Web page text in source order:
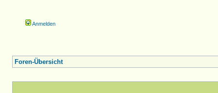
Anmelden
Foren-Übersicht